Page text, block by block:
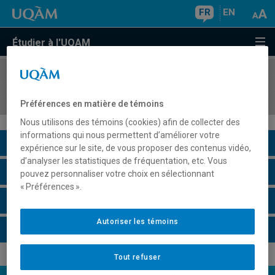
FR EN
Étudier à l'UQAM
COURS//
Description du cours
Horaire - Été 2026
Préférences en matière de témoins
Nous utilisons des témoins (cookies) afin de collecter des
informations qui nous permettent d’améliorer votre
expérience sur le site, de vous proposer des contenus vidéo,
d’analyser les statistiques de fréquentation, etc. Vous
pouvez personnaliser votre choix en sélectionnant
« Préférences ».
Tout refuser
Autoriser les témoins